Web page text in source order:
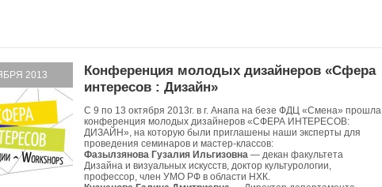
2013
Конференция молодых дизайнеров «Сфера
интересов : Дизайн»
С 9 по 13 октября 2013г. в г. Анапа на безе ФДЦ «Смена» прошла
конференция молодых дизайнеров «СФЕРА ИНТЕРЕСОВ:
ДИЗАЙН», на которую были приглашены наши эксперты для
проведения семинаров и мастер-классов:
Фазылзянова Гузалия Ильгизовна— декан факультета
Дизайна и визуальных искусств, доктор культурологии,
профессор, член УМО РФ в области НХК.